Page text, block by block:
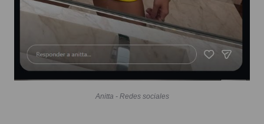
Anitta - Redes sociales